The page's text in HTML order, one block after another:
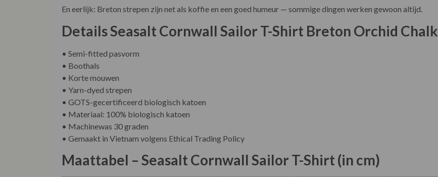
En eerlijk: Breton strepen zijn net als koffie en een goed humeur — sommige dingen werken gewoon altijd.
Details Seasalt Cornwall Sailor T-Shirt Breton Orchid Chalk
• Semi-fitted pasvorm
• Boothals
• Korte mouwen
• Yarn-dyed strepen
• GOTS-gecertificeerd biologisch katoen
• Materiaal: 100% biologisch katoen
• Machinewas 30 graden
• Gemaakt in Vietnam volgens Ethical Trading Policy
Maattabel – Seasalt Cornwall Sailor T-Shirt (in cm)